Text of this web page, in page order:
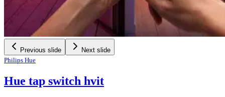
Previous slide
Next slide
Philips Hue
Hue tap switch hvit